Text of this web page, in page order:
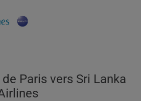
Paris vers Sri Lanka